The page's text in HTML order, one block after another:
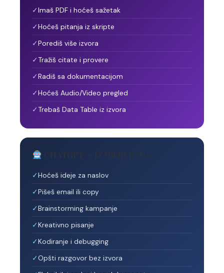
Imaš PDF i hoćeš sažetak
Hoćeš pitanja iz skripte
Porediš više izvora
Tražiš citate i provere
Radiš sa dokumentacijom
Hoćeš Audio/Video pregled
Trebaš Data Table iz izvora
CHATGPT — IZABERI KADA:
Hoćeš ideje za naslov
Pišeš email ili copy
Brainstorming kampanje
Kreativno pisanje
Kodiranje i debugging
Opšti razgovor bez izvora